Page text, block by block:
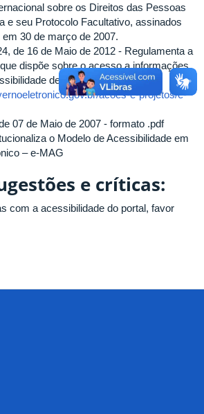
sobre os Direitos das Pessoas
e seu Protocolo Facultativo, assinados
30 de março de 2007.
de 16 de Maio de 2012 - Regulamenta a
dispõe sobre o acesso a informações.
de Governo Eletrônico
acoes-e-projetos/e-
07 de Maio de 2007 - formato .pdf
o Modelo de Acessibilidade em
– e-MAG
e críticas:
com a acessibilidade do portal, favor